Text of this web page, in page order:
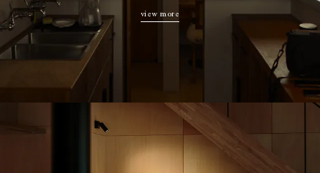
私たちについて
TO ARCHITECTS
プライベートカフェで無料相談
お問い合わせ・資料請求
view more